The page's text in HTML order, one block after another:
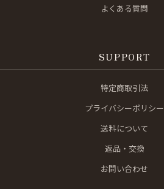
よくある質問
SUPPORT
特定商取引法
プライバシーポリシー
送料について
返品・交換
お問い合わせ